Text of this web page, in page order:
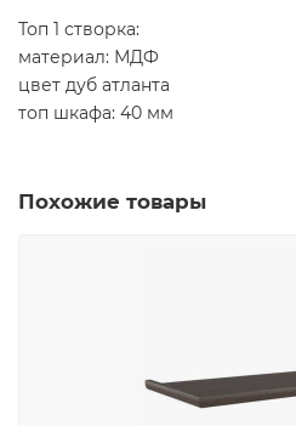
Топ 1 створка:
материал: МДФ
цвет дуб атланта
топ шкафа: 40 мм
Похожие товары